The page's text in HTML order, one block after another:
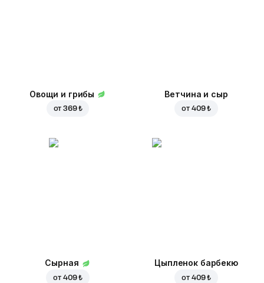
Овощи и грибы
от369 ₺
Ветчина и сыр
от 409 ₺
Сырная
от 409 ₺
Цыпленок барбекю
от 409 ₺